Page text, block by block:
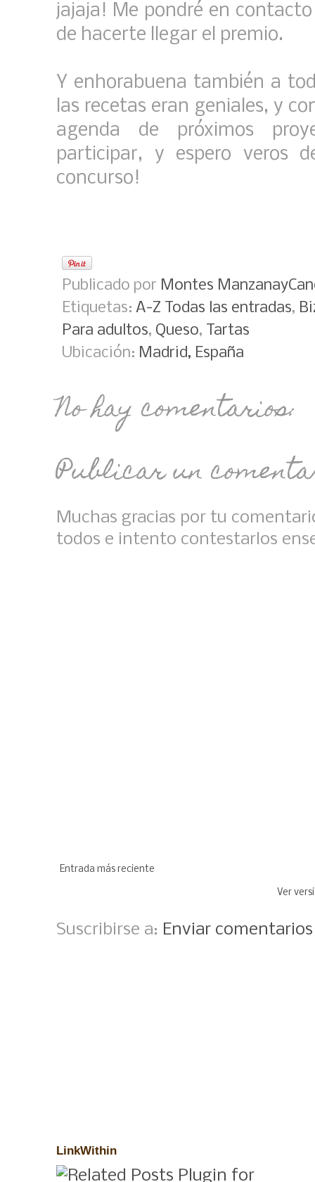
jajaja! Me pondré en
de hacerte llegar el premio.
Y enhorabuena también a
las recetas eran geniales, y
agenda de próximos
participar, y espero veros
concurso!
Publicado por Montes
Etiquetas: A-Z Todas las entradas,
Para adultos, Queso, Tartas
Ubicación: Madrid, España
No hay comentarios:
Publicar un
Muchas gracias por tu
todos e intento contestarlos
Entrada más reciente
Ver
Suscribirse a: Enviar
LinkWithin